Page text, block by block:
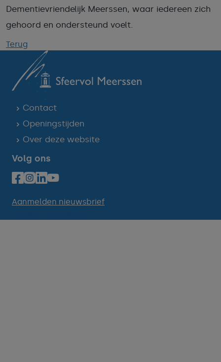
Dementievriendelijk Meerssen, waar iedereen zich
gehoord en ondersteund voelt.
Terug
Contact
Openingstijden
Over deze website
Volg ons
Aanmelden nieuwsbrief